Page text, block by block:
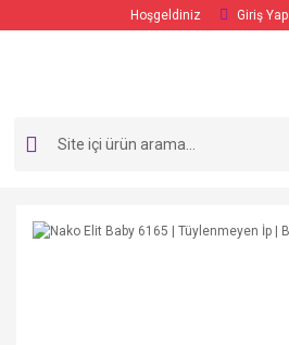
Hoşgeldiniz Giriş Yap